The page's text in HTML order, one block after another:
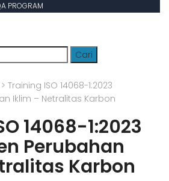
PROGRAM
> Training ISO 14068-1:2023
Iklim – Netralitas Karbon
14068-1:2023
Perubahan
Karbon